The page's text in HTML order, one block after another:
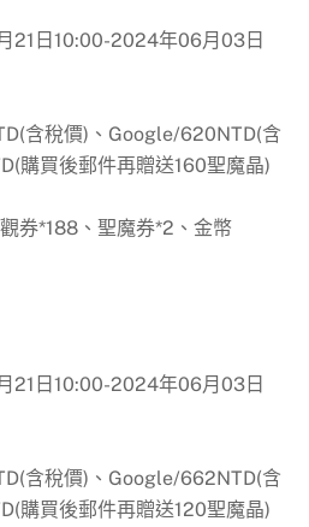
21日10:00-2024年06月03日
含稅價)、Google/620NTD(含
購買後郵件再贈送160聖魔晶)
券*188、聖魔券*2、金幣
21日10:00-2024年06月03日
含稅價)、Google/662NTD(含
購買後郵件再贈送120聖魔晶)